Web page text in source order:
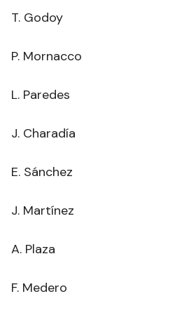
T. Godoy
P. Mornacco
L. Paredes
J. Charadía
E. Sánchez
J. Martínez
A. Plaza
F. Medero